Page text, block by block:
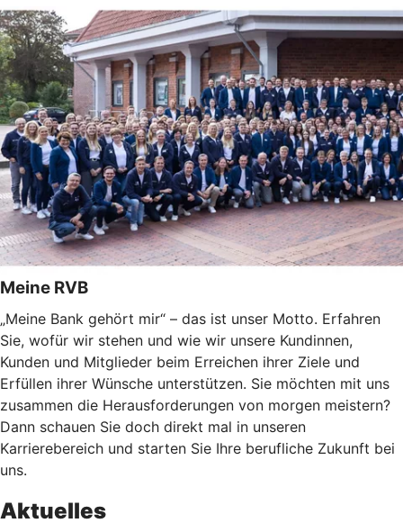
Meine RVB
„Meine Bank gehört mir“ – das ist unser Motto. Erfahren
Sie, wofür wir stehen und wie wir unsere Kundinnen,
Kunden und Mitglieder beim Erreichen ihrer Ziele und
Erfüllen ihrer Wünsche unterstützen. Sie möchten mit uns
zusammen die Herausforderungen von morgen meistern?
Dann schauen Sie doch direkt mal in unseren
Karrierebereich und starten Sie Ihre berufliche Zukunft bei
uns.
Aktuelles